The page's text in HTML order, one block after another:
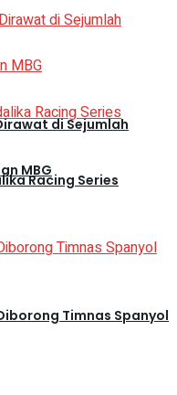
di Sejumlah
MBG
Racing Series
Timnas Spanyol